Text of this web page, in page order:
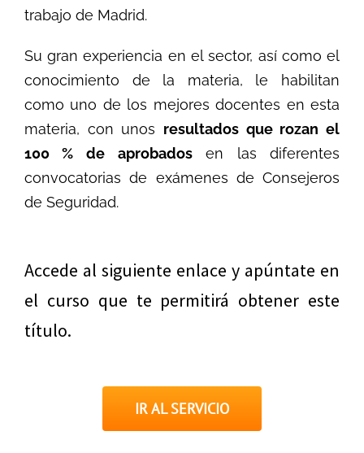
trabajo de Madrid.
Su gran experiencia en el sector, así como el
conocimiento de la materia, le habilitan
como uno de los mejores docentes en esta
materia, con unos resultados que rozan el
100 % de aprobadosen las diferentes
convocatorias de exámenes de Consejeros
de Seguridad.
Accede al siguiente enlace y apúntate en
el curso que te permitirá obtener este
título.
IR AL SERVICIO